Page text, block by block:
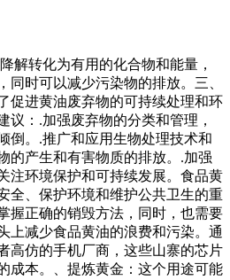
解转化为有用的化合物和能量，
同时可以减少污染物的排放。三、
促进黄油废弃物的可持续处理和环
议：.加强废弃物的分类和管理，
倒。.推广和应用生物处理技术和
的产生和有害物质的排放。.加强
注环境保护和可持续发展。食品黄
全、保护环境和维护公共卫生的重
握正确的销毁方法，同时，也需要
上减少食品黄油的浪费和污染。通
高仿的手机厂商，这些山寨的芯片
成本。、提炼黄金：这个用途可能